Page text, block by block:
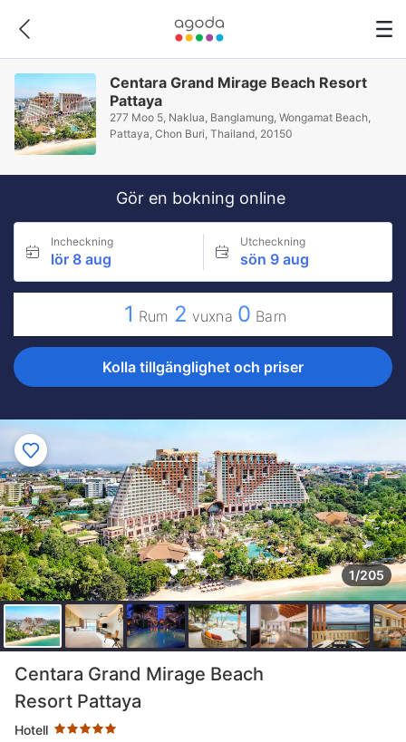
Centara Grand Mirage Beach Resort
Pattaya
277 Moo 5, Naklua, Banglamung, Wongamat Beach,
Pattaya, Chon Buri, Thailand, 20150
Gör en bokning online
Incheckning
lör 8 aug
Utcheckning
sön 9 aug
1 Rum 2 vuxna 0 Barn
Kolla tillgänglighet och priser
1/205
Centara Grand Mirage Beach
Resort Pattaya
Hotell
Stjärnklassificering: 5 stjärnor